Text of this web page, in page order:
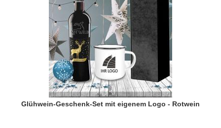
Glühwein-Geschenk-Set mit eigenem Logo - Rotwein